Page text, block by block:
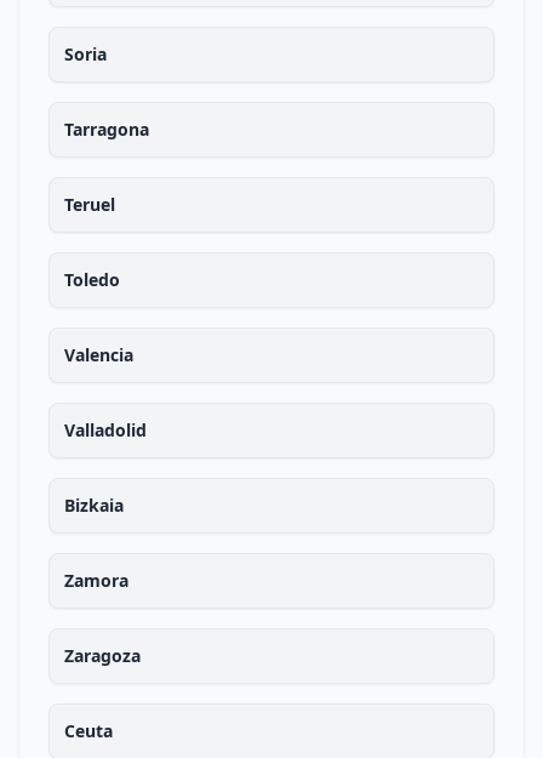
Soria
Tarragona
Teruel
Toledo
Valencia
Valladolid
Bizkaia
Zamora
Zaragoza
Ceuta